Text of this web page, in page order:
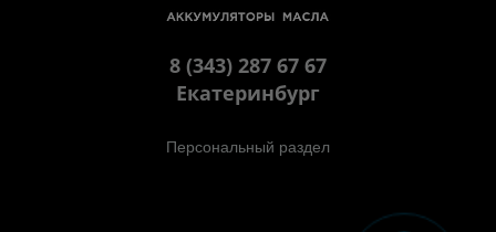
8 (343) 287 67 67
Екатеринбург
Персональный раздел